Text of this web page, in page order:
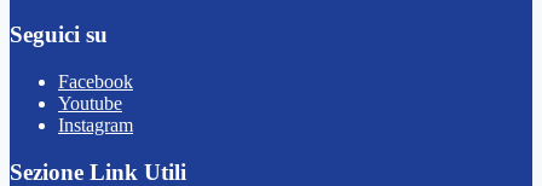
Seguici su
Facebook
Youtube
Instagram
Sezione Link Utili